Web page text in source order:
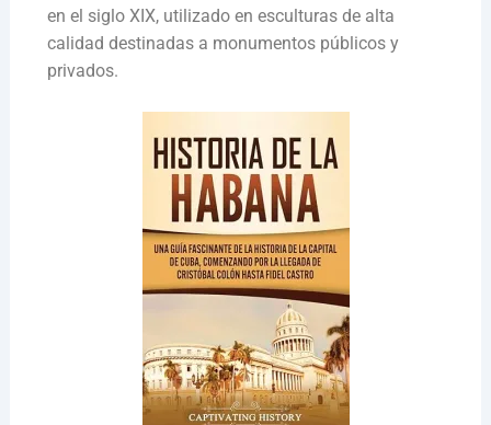
en el siglo XIX, utilizado en esculturas de alta
calidad destinadas a monumentos públicos y
privados.